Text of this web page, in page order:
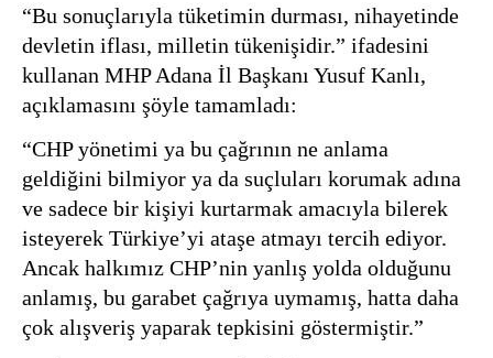
“Bu sonuçlarıyla tüketimin durması, nihayetinde
devletin iflası, milletin tükenişidir.” ifadesini
kullanan MHP Adana İl Başkanı Yusuf Kanlı,
açıklamasını şöyle tamamladı:
“CHP yönetimi ya bu çağrının ne anlama
geldiğini bilmiyor ya da suçluları korumak adına
ve sadece bir kişiyi kurtarmak amacıyla bilerek
isteyerek Türkiye’yi ataşe atmayı tercih ediyor.
Ancak halkımız CHP’nin yanlış yolda olduğunu
anlamış, bu garabet çağrıya uymamış, hatta daha
çok alışveriş yaparak tepkisini göstermiştir.”